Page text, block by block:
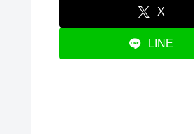
X
LINE